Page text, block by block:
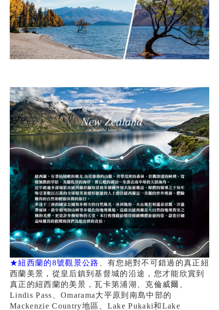
★紐西蘭的8號觀景公路
、有您絕對不可錯過的真正紐
西蘭美景，從皇后鎮到基督城的沿途，您才能欣賞到
真正的紐西蘭的美景，瓦卡第浦湖、克倫威爾、
Lindis Pass、Omarama大平原到南島中部的
Mackenzie Country地區、Lake Pukaki和Lake